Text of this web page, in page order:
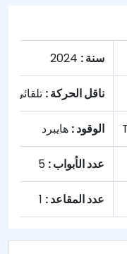
سنة :
ناقل الحركة : تلقائي
الوقود : هايبرد
عدد الأبواب :
عدد المقاعد :